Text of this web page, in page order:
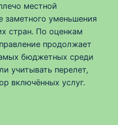
местной
уменьшения
стран. По оценкам
продолжает
бюджетных среди
учитывать перелет,
включённых услуг.